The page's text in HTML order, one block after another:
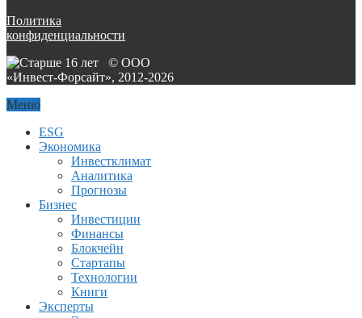
Политика
конфиденциальности
© ООО
«Инвест-Форсайт», 2012-2026
Меню
ESG
Экономика
Инвестклимат
Аналитика
Прогнозы
Бизнес
Инвестиции
Финансы
Блокчейн
Стартапы
Технологии
Книги
Эксперты